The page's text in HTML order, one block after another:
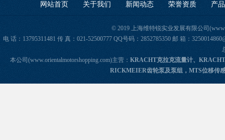
网站首页 关于我们 新闻动态 荣誉资质 产
© 2019 上海维特锐实业发展有限公司
电 话：13795311481 传 真：021-52500777 QQ号码：2852785350 邮 箱：
本公司(www.orientalmotorshopping.com)主营： KRACHT克拉克流量计、
RICKMEIER齿轮泵及泵组，MTS位移传